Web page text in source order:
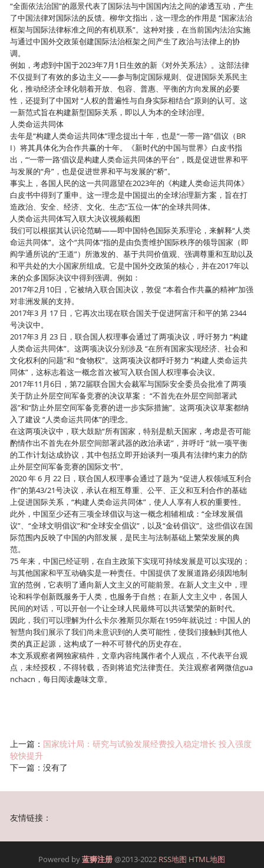
“全面依法治国”的愿景代表了国际法与中国国内法之间的渗透互动，产生
了中国法律对国际法的反馈。柳华文指出，这一理念的作用是 “国家法治
框架与国际法律标准之间的有机联系”。这种对接，在当前国内法治实施
与通过中国外交政策创建国际法治框架之间产生了政治与法律上的协
调。
例如，考虑到中国于2023年7月1日生效的新《对外关系法》。这部法律
不仅提到了有效的多边主义——参与制定国际规则、促进国际关系民主
化，推动经济全球化朝着开放、包容、普惠、平衡的方向发展的必要
性，还提到了中国对 “人权的普遍性与自身实际相结合”原则的认可。这
一新范式旨在构建新型国际关系，即以人为本的全球治理。
人类命运共同体
去年是“构建人类命运共同体”理念提出十年，也是“一带一路”倡议（BR
I）将其具体化为合作共赢的十年。《新时代的中国与世界》白皮书指
出，“‘一带一路’倡议是构建人类命运共同体的平台”，既是促进世界和平
与发展的“舟”，也是促进世界和平与发展的“桥”。
事实上，各国人民的这一共同愿望在2023年的《构建人类命运共同体》
白皮书中得到了重申。这一理念是中国提出的全球治理新方案，旨在打
造政治、安全、经济、文化、生态“五位一体”的全球共同体。
人类命运共同体写入联大决议视频截图
我们可以根据其认识论范畴——即中国特色国际关系理论，来解释“人类
命运共同体”。这个“共同体”指的是由负责维护国际秩序的领导国家（即
阎学通所说的“王道”）所激发的、基于共同价值观、强调尊重和互助以及
和平共处的大小国家所组成。它是中国外交政策的核心，并在2017年以
来的众多国际决议中得到强调。例如：
2017年2月10日，它被纳入联合国决议，敦促 “本着合作共赢的精神”加强
对非洲发展的支持。
2017年3 月 17 日，它再次出现在联合国关于促进阿富汗和平的第 2344
号决议中。
2017年3 月 23 日，联合国人权理事会通过了两项决议，呼吁努力 “构建
人类命运共同体”。这两项决议分别涉及 “在所有国家实现经济、社会和
文化权利的问题”和 “食物权”。这两项决议都呼吁努力 “构建人类命运共
同体”，这标志着这一概念首次被写入联合国人权理事会决议。
2017年11月6日，第72届联合国大会裁军与国际安全委员会批准了两项
关于防止外层空间军备竞赛的决议草案： “不首先在外层空间部署武
器”和“防止外层空间军备竞赛的进一步实际措施”。这两项决议草案都纳
入了建设 “人类命运共同体”的理念。
在这两项决议中，联大鼓励“所有国家，特别是航天国家，考虑是否可能
酌情作出不首先在外层空间部署武器的政治承诺”，并呼吁 “就一项平衡
的工作计划达成协议，其中包括立即开始谈判一项具有法律约束力的防
止外层空间军备竞赛的国际文书”。
2020 年 6 月 22 日，联合国人权理事会通过了题为 “促进人权领域互利合
作”的第43/21号决议，承认在相互尊重、公平、正义和互利合作的基础
上促进国际关系，“构建人类命运共同体”，使人人享有人权的重要性。
此外，中国至少还有三项全球倡议与这一概念相辅相成：“全球发展倡
议”、“全球文明倡议”和“全球安全倡议”，以及“金砖倡议”。这些倡议在国
际范围内反映了中国的内部发展，是民主与法制基础上繁荣发展的典
范。
75 年来，中国已经证明，在自主政策下实现可持续发展是可以实现的；
与其他国家和平互动确实是一种责任。中国提供了发展道路必须因地制
宜的范例，它表明了通向新人文主义的可能前景。在新人文主义中，理
论和科学创新既服务于人类，也服务于自然；在新人文主义中，各国人
民间的对话，可以开创一个让全球人民最终可以共话繁荣的新时代。
因此，我们可以理解为什么卡尔·雅斯贝尔斯在1959年就说过：中国人的
智慧向我们展示了我们尚未意识到的人类可能性，使我们接触到其他人
类的真正起源，这构成了一种不可替代的历史存在。
本文系观察者网独家稿件，文章内容纯属作者个人观点，不代表平台观
点，未经授权，不得转载，否则将追究法律责任。关注观察者网微信gua
nchacn，每日阅读趣味文章。
上一篇： 国家统计局：研究与试验发展经费投入稳定增长 投入强度
较快提升
下一篇：没有了
友情链接：
Powered by蓝狮注册@2013-2022 RSS地图 HTML地图